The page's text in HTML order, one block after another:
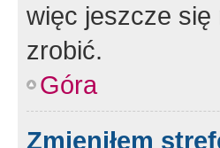
więc jeszcze się
zrobić.
Góra
Zmieniłem